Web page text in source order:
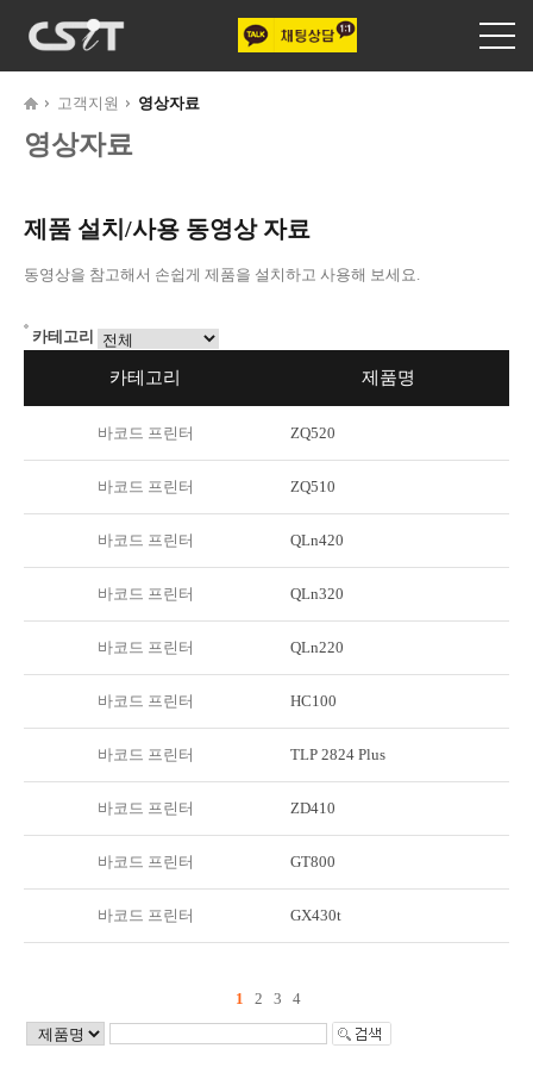
고객지원 영상자료
영상자료
제품 설치/사용 동영상 자료
동영상을 참고해서 손쉽게 제품을 설치하고 사용해 보세요.
카테고리
카테고리 제품명
바코드 프린터 ZQ520
바코드 프린터 ZQ510
바코드 프린터 QLn420
바코드 프린터 QLn320
바코드 프린터 QLn220
바코드 프린터 HC100
바코드 프린터 TLP 2824 Plus
바코드 프린터 ZD410
바코드 프린터 GT800
바코드 프린터 GX430t
1 2 3 4